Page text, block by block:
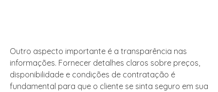
Outro aspecto importante é a transparência nas
informações. Fornecer detalhes claros sobre preços,
disponibilidade e condições de contratação é
fundamental para que o cliente se sinta seguro em sua